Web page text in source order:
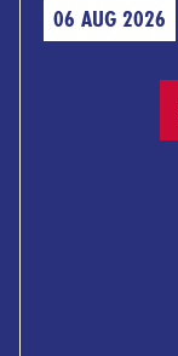
06 AUG 2026